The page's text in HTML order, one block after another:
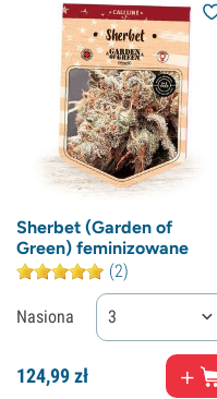
Sherbet (Garden of
Green) feminizowane
(2)
Nasiona 3
124,99zł